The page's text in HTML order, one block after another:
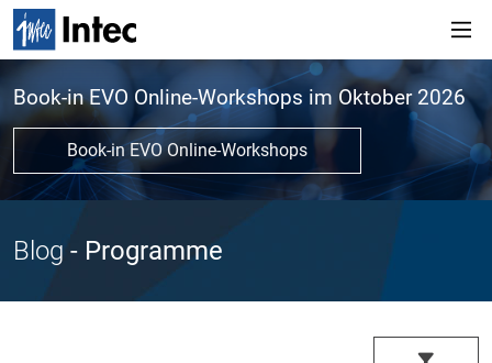
Book-in EVO Online-Workshops im Oktober 2026
Book-in EVO Online-Workshops
Blog - Programme